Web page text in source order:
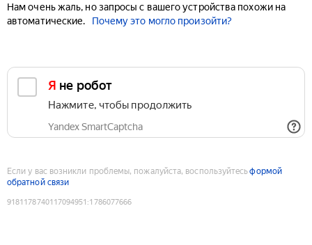
Нам очень жаль, но запросы с вашего устройства похожи на
автоматические.
Почему это могло произойти?
Я не робот
Нажмите, чтобы продолжить
Yandex SmartCaptcha
Если у вас возникли проблемы, пожалуйста, воспользуйтесьформой
обратной связи
9181178740117094951 :1786077666